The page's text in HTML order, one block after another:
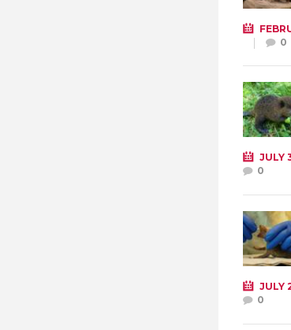
0
JULY
0
JULY
0